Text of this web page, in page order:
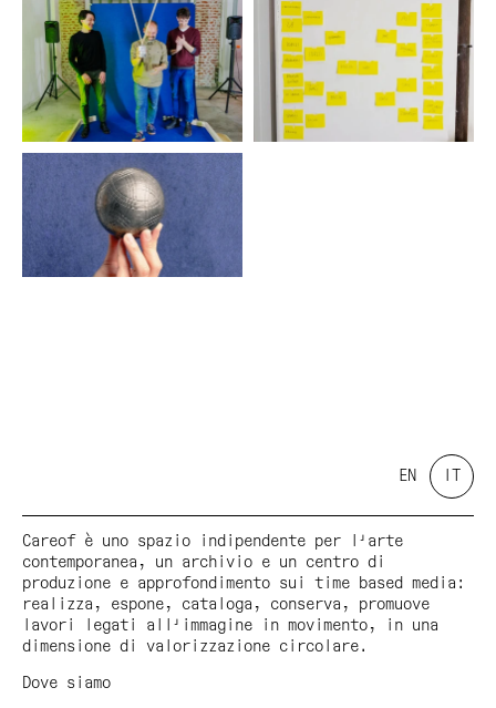
EN
Careof è uno spazio indipendente per l'arte
contemporanea, un archivio e un centro di
produzione e approfondimento sui time based media:
realizza, espone, cataloga, conserva, promuove
lavori legati all'immagine in movimento, in una
dimensione di valorizzazione circolare.
Dove siamo